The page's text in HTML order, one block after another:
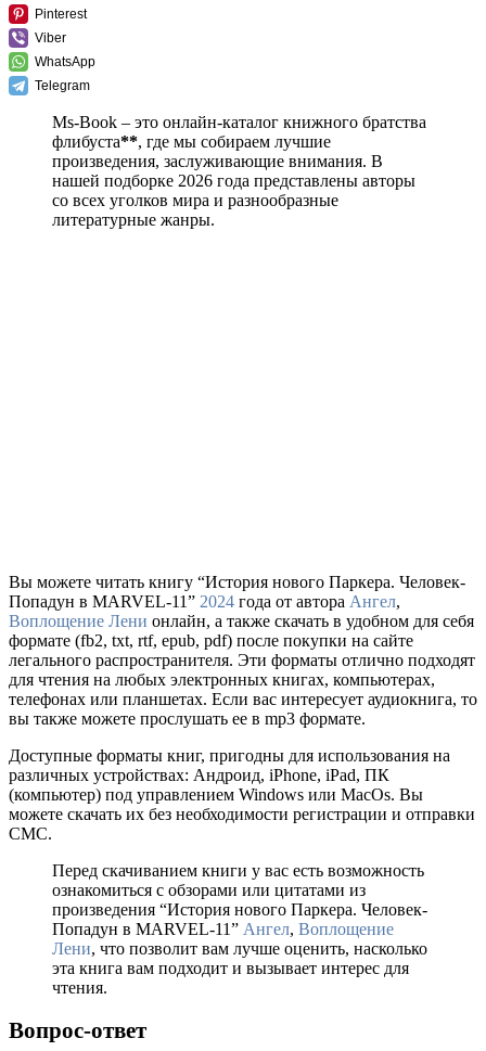
Pinterest
Viber
WhatsApp
Telegram
Ms-Book – это онлайн-каталог книжного братства
флибуста**, где мы собираем лучшие
произведения, заслуживающие внимания. В
нашей подборке 2026 года представлены авторы
со всех уголков мира и разнообразные
литературные жанры.
Вы можете читать книгу “История нового Паркера. Человек-
Попадун в MARVEL-11” 2024 года от автора Ангел,
Воплощение Лени онлайн, а также скачать в удобном для себя
формате (fb2, txt, rtf, epub, pdf) после покупки на сайте
легального распространителя. Эти форматы отлично подходят
для чтения на любых электронных книгах, компьютерах,
телефонах или планшетах. Если вас интересует аудиокнига, то
вы также можете прослушать ее в mp3 формате.
Доступные форматы книг, пригодны для использования на
различных устройствах: Андроид, iPhone, iPad, ПК
(компьютер) под управлением Windows или MacOs. Вы
можете скачать их без необходимости регистрации и отправки
СМС.
Перед скачиванием книги у вас есть возможность
ознакомиться с обзорами или цитатами из
произведения “История нового Паркера. Человек-
Попадун в MARVEL-11” Ангел, Воплощение
Лени, что позволит вам лучше оценить, насколько
эта книга вам подходит и вызывает интерес для
чтения.
Вопрос-ответ